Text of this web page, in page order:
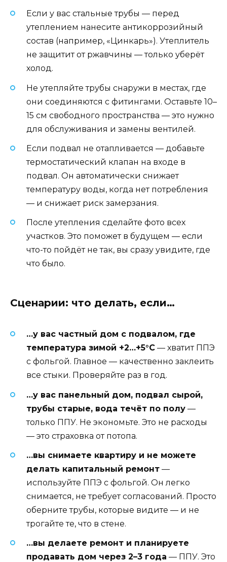
Если у вас стальные трубы — перед
утеплением нанесите антикоррозийный
состав (например, «Цинкарь»). Утеплитель
не защитит от ржавчины — только уберёт
холод.
Не утепляйте трубы снаружи в местах, где
они соединяются с фитингами. Оставьте 10–
15 см свободного пространства — это нужно
для обслуживания и замены вентилей.
Если подвал не отапливается — добавьте
термостатический клапан на входе в
подвал. Он автоматически снижает
температуру воды, когда нет потребления
— и снижает риск замерзания.
После утепления сделайте фото всех
участков. Это поможет в будущем — если
что-то пойдёт не так, вы сразу увидите, где
что было.
Сценарии: что делать, если…
…у вас частный дом с подвалом, где
температура зимой +2…+5°C — хватит ППЭ
с фольгой. Главное — качественно заклеить
все стыки. Проверяйте раз в год.
…у вас панельный дом, подвал сырой,
трубы старые, вода течёт по полу —
только ППУ. Не экономьте. Это не расходы
— это страховка от потопа.
…вы снимаете квартиру и не можете
делать капитальный ремонт —
используйте ППЭ с фольгой. Он легко
снимается, не требует согласований. Просто
оберните трубы, которые видите — и не
трогайте те, что в стене.
…вы делаете ремонт и планируете
продавать дом через 2–3 года — ППУ. Это